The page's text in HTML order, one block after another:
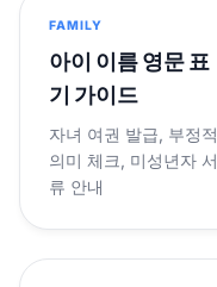
FAMILY
아이 이름 영문 표
기 가이드
자녀 여권 발급, 부정적
의미 체크, 미성년자 서
류 안내